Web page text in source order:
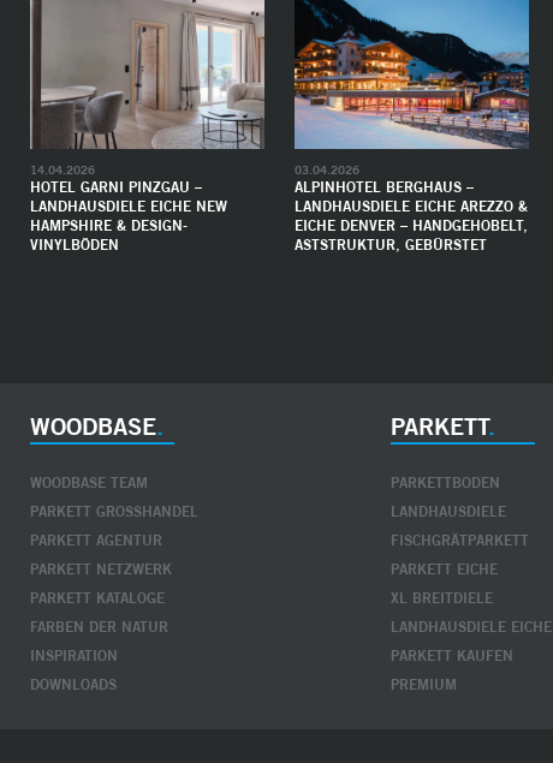
HOTEL GARNI PINZGAU –
LANDHAUSDIELE EICHE NEW
HAMPSHIRE & DESIGN-
VINYLBÖDEN
14.04.2026
ALPINHOTEL BERGHAUS –
LANDHAUSDIELE EICHE AREZZO &
EICHE DENVER – HANDGEHOBELT,
ASTSTRUKTUR, GEBÜRSTET
03.04.2026
WOODBASE
WOODBASE TEAM
PARKETT GROSSHANDEL
PARKETT AGENTUR
PARKETT NETZWERK
PARKETT KATALOGE
FARBEN DER NATUR
INSPIRATION
DOWNLOADS
PARKETT
PARKETTBODEN
LANDHAUSDIELE
FISCHGRÄTPARKETT
PARKETT EICHE
XL BREITDIELE
LANDHAUSDIELE EICHE
PARKETT KAUFEN
PREMIUM